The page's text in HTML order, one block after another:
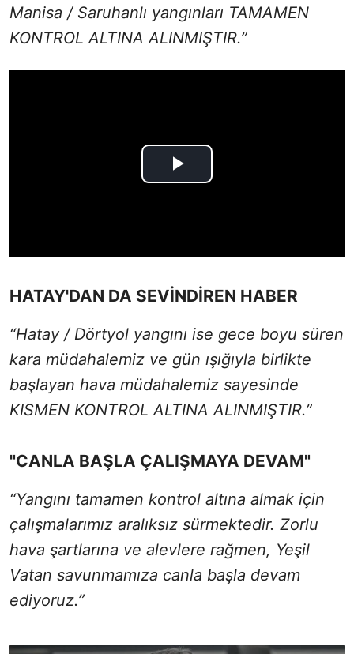
Manisa / Saruhanlı yangınları TAMAMEN
KONTROL ALTINA ALINMIŞTIR.”
HATAY'DAN DA SEVİNDİREN HABER
“Hatay / Dörtyol yangını ise gece boyu süren
kara müdahalemiz ve gün ışığıyla birlikte
başlayan hava müdahalemiz sayesinde
KISMEN KONTROL ALTINA ALINMIŞTIR.”
"CANLA BAŞLA ÇALIŞMAYA DEVAM"
“Yangını tamamen kontrol altına almak için
çalışmalarımız aralıksız sürmektedir. Zorlu
hava şartlarına ve alevlere rağmen, Yeşil
Vatan savunmamıza canla başla devam
ediyoruz.”